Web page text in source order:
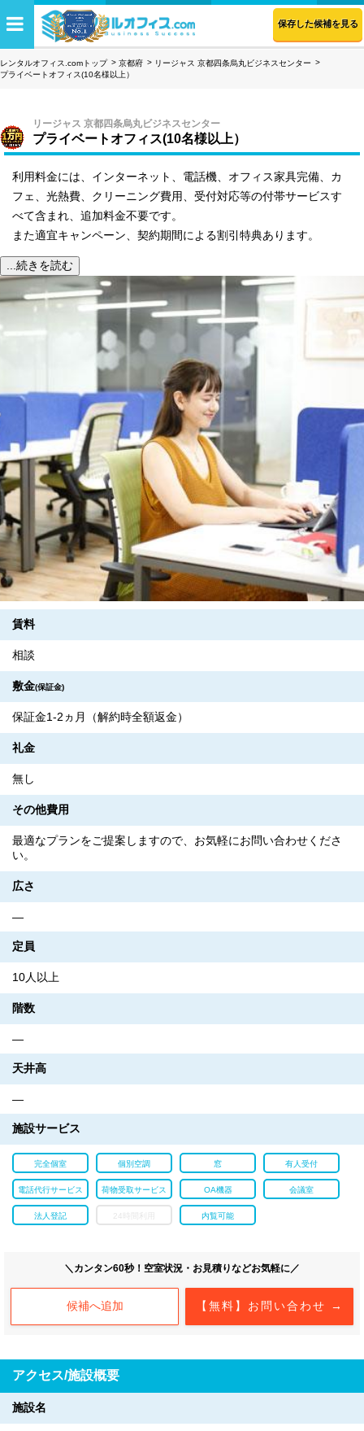
保存した候補を見る
レンタルオフィス.comトップ 京都府
リージャス 京都四条烏丸ビジネスセンター
プライベートオフィス(10名様以上）
リージャス 京都四条烏丸ビジネスセンター
プライベートオフィス(10名様以上）
利用料金には、インターネット、電話機、オフィス家具完備、カ
フェ、光熱費、クリーニング費用、受付対応等の付帯サービスす
べて含まれ、追加料金不要です。
また適宜キャンペーン、契約期間による割引特典あります。
...続きを読む
賃料
相談
敷金(保証金)
保証金1-2ヵ月（解約時全額返金）
礼金
無し
その他費用
最適なプランをご提案しますので、お気軽にお問い合わせくださ
い。
広さ
―
定員
10人以上
階数
―
天井高
―
施設サービス
完全個室 個別空調 窓 有人受付
電話代行サービス 荷物受取サービス OA機器 会議室
法人登記 24時間利用 内覧可能
＼カンタン60秒！空室状況・お見積りなどお気軽に／
【無料】お問い合わせ →
候補へ追加
アクセス/施設概要
施設名